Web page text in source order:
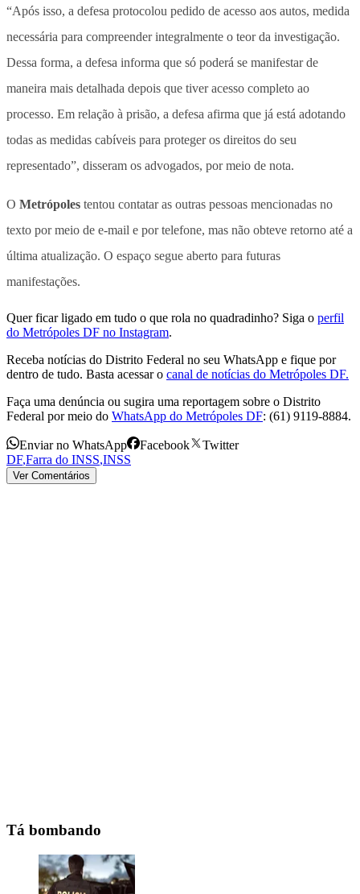
“Após isso, a defesa protocolou pedido de acesso aos autos, medida
necessária para compreender integralmente o teor da investigação.
Dessa forma, a defesa informa que só poderá se manifestar de
maneira mais detalhada depois que tiver acesso completo ao
processo. Em relação à prisão, a defesa afirma que já está adotando
todas as medidas cabíveis para proteger os direitos do seu
representado”, disseram os advogados, por meio de nota.
O Metrópoles tentou contatar as outras pessoas mencionadas no
texto por meio de e-mail e por telefone, mas não obteve retorno até a
última atualização. O espaço segue aberto para futuras
manifestações.
Quer ficar ligado em tudo o que rola no quadradinho? Siga o perfil
do Metrópoles DF no Instagram.
Receba notícias do Distrito Federal no seu WhatsApp e fique por
dentro de tudo. Basta acessar o canal de notícias do Metrópoles DF.
Faça uma denúncia ou sugira uma reportagem sobre o Distrito
Federal por meio do WhatsApp do Metrópoles DF: (61) 9119-8884.
Enviar no WhatsApp Facebook
Twitter
DF,Farra do INSS,INSS
Ver Comentários
Tá bombando